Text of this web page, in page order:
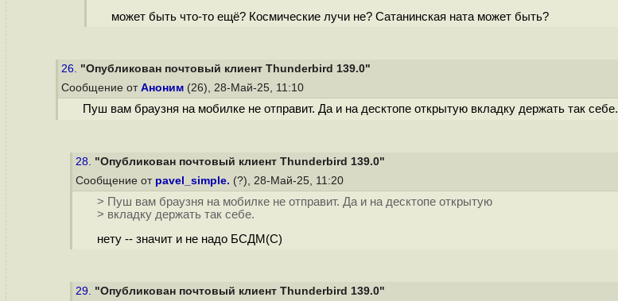
может быть что-то ещё? Космические лучи не? Сатанинская ната может быть?
26. "Опубликован почтовый клиент Thunderbird 139.0"
Сообщение от Аноним (26), 28-Май-25, 11:10
Пуш вам браузня на мобилке не отправит. Да и на десктопе открытую вкладку держать так себе.
28. "Опубликован почтовый клиент Thunderbird 139.0"
Сообщение от pavel_simple. (?), 28-Май-25, 11:20
> Пуш вам браузня на мобилке не отправит. Да и на десктопе открытую
> вкладку держать так себе.
нету -- значит и не надо БСДМ(C)
29. "Опубликован почтовый клиент Thunderbird 139.0"